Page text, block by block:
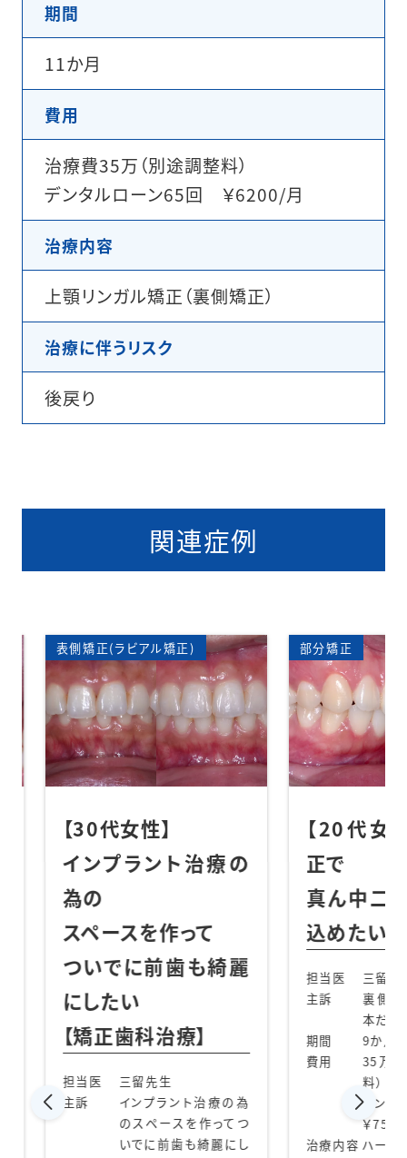
期間
11か月
費用
治療費35万（別途調整料）
デンタルローン65回 ￥6200/月
治療内容
上顎リンガル矯正（裏側矯正）
治療に伴うリスク
後戻り
関連症例
治療の
も綺麗
ント治療の為
スを作ってつ
矯正歯科
部分矯正
【20代女性】裏側矯
正で
真ん中二本だけ引っ
込めたい
担当医
三留先生
裏側矯正で真ん中二
期間
9か月
35万+20万（別途調整
デンタルローン85回
￥7500/月
治療内容ハーフリンガル矯正
矯
裏
部